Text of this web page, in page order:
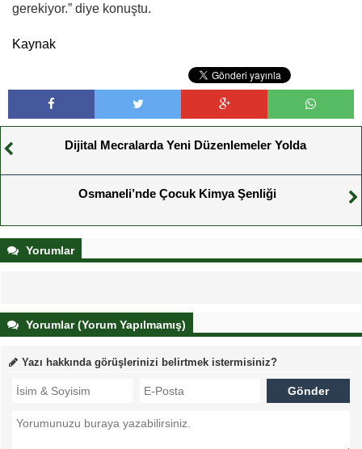
gerekiyor.” diye konuştu.
Kaynak
Dijital Mecralarda Yeni Düzenlemeler Yolda
Osmaneli’nde Çocuk Kimya Şenliği
Yorumlar
Yorumlar (Yorum Yapılmamış)
Yazı hakkında görüşlerinizi belirtmek istermisiniz?